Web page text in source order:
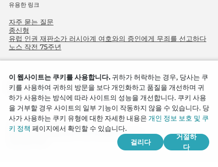
유용한 링크
자주 묻는 질문
종신형
유럽 인권 재판소가 러시아계 여호와의 증인에게 무죄를 선고하다
노스 작전 75주년
Copyright © 2026
Watch Tower Bible and Tract Society of Korea.
이 웹사이트는 쿠키를 사용합니다. 귀하가 허락하는 경우, 당사는 쿠
키를 사용하여 귀하의 방문을 보다 개인화하고 품질을 개선하며 귀
하가 사용하는 방식에 따라 사이트의 성능을 개선합니다. 쿠키 사용
을 거부할 경우 사이트의 일부 기능이 작동하지 않을 수 있습니다. 당
사가 사용하는 쿠키 유형에 대한 자세한 내용은 개인 정보 보호 및 쿠
키 정책 페이지에서 확인할 수 있습니다.
걸리다
거절하
다